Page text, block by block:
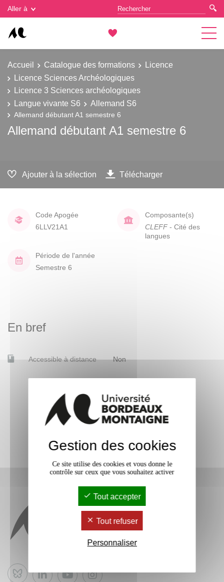
Aller à
Accueil Catalogue des formations
Licence
Licence Sciences Archéologiques
Licence 3 Sciences archéologiques
Langue vivante S6
Allemand S6
Allemand débutant A1 semestre 6
Allemand débutant A1 semestre 6
Ajouter à la sélection Télécharger
Code Apogée
6LLV21A1
Composante(s)
CLEFF - Cité des
langues
Période de l'année
Semestre 6
En bref
Accessible à distance Non
Bluesky
Gestion des cookies
Gestion des cookies
Ce site utilise des cookies et vous donne le
contrôle sur ceux que vous souhaitez activer
Tout accepter
Tout refuser
Personnaliser